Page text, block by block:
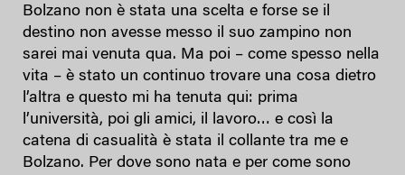
Bolzano non è stata una scelta e forse se il
destino non avesse messo il suo zampino non
sarei mai venuta qua. Ma poi – come spesso nella
vita – è stato un continuo trovare una cosa dietro
l’altra e questo mi ha tenuta qui: prima
l’università, poi gli amici, il lavoro… e così la
catena di casualità è stata il collante tra me e
Bolzano. Per dove sono nata e per come sono